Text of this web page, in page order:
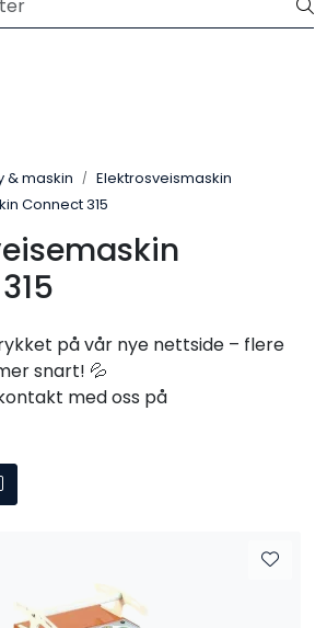
bruker i vår nettbutikk for full oversikt
& maskin
Elektrosveismaskin
Connect 315
på vår nye nettside – flere
snart! 💦
med oss på